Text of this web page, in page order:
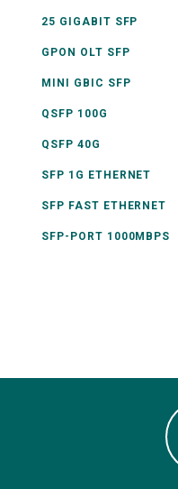
25 GIGABIT SFP
GPON OLT SFP
MINI GBIC SFP
QSFP 100G
QSFP 40G
SFP 1G ETHERNET
SFP FAST ETHERNET
SFP-PORT 1000MBPS